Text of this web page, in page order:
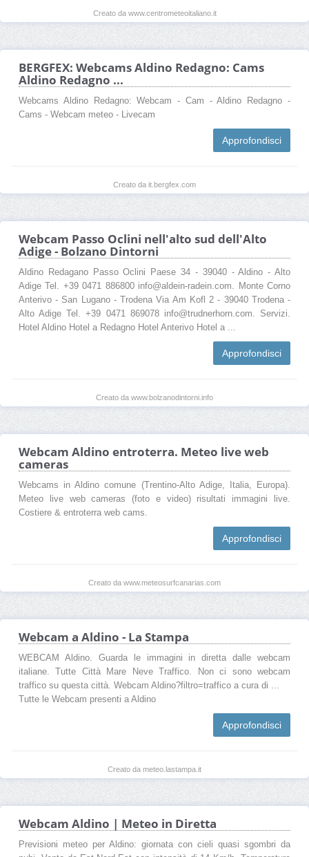
Creato da www.centrometeoitaliano.it
BERGFEX: Webcams Aldino Redagno: Cams
Aldino Redagno ...
Webcams Aldino Redagno: Webcam - Cam - Aldino Redagno -
Cams - Webcam meteo - Livecam
Approfondisci
Creato da it.bergfex.com
Webcam Passo Oclini nell'alto sud dell'Alto
Adige - Bolzano Dintorni
Aldino Redagano Passo Oclini Paese 34 - 39040 - Aldino - Alto
Adige Tel. +39 0471 886800 info@aldein-radein.com. Monte Corno
Anterivo - San Lugano - Trodena Via Am Kofl 2 - 39040 Trodena -
Alto Adige Tel. +39 0471 869078 info@trudnerhorn.com. Servizi.
Hotel Aldino Hotel a Redagno Hotel Anterivo Hotel a ...
Approfondisci
Creato da www.bolzanodintorni.info
Webcam Aldino entroterra. Meteo live web
cameras
Webcams in Aldino comune (Trentino-Alto Adige, Italia, Europa).
Meteo live web cameras (foto e video) risultati immagini live.
Costiere & entroterra web cams.
Approfondisci
Creato da www.meteosurfcanarias.com
Webcam a Aldino - La Stampa
WEBCAM Aldino. Guarda le immagini in diretta dalle webcam
italiane. Tutte Città Mare Neve Traffico. Non ci sono webcam
traffico su questa città. Webcam Aldino?filtro=traffico a cura di ...
Tutte le Webcam presenti a Aldino
Approfondisci
Creato da meteo.lastampa.it
Webcam Aldino | Meteo in Diretta
Previsioni meteo per Aldino: giornata con cieli quasi sgombri da